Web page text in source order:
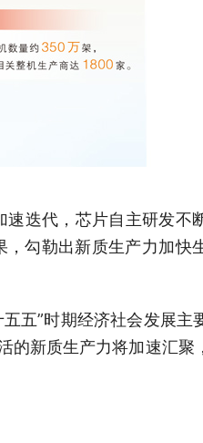
迭代，芯片自主研发不
勾勒出新质生产力加快
五”时期经济社会发展主
的新质生产力将加速汇聚